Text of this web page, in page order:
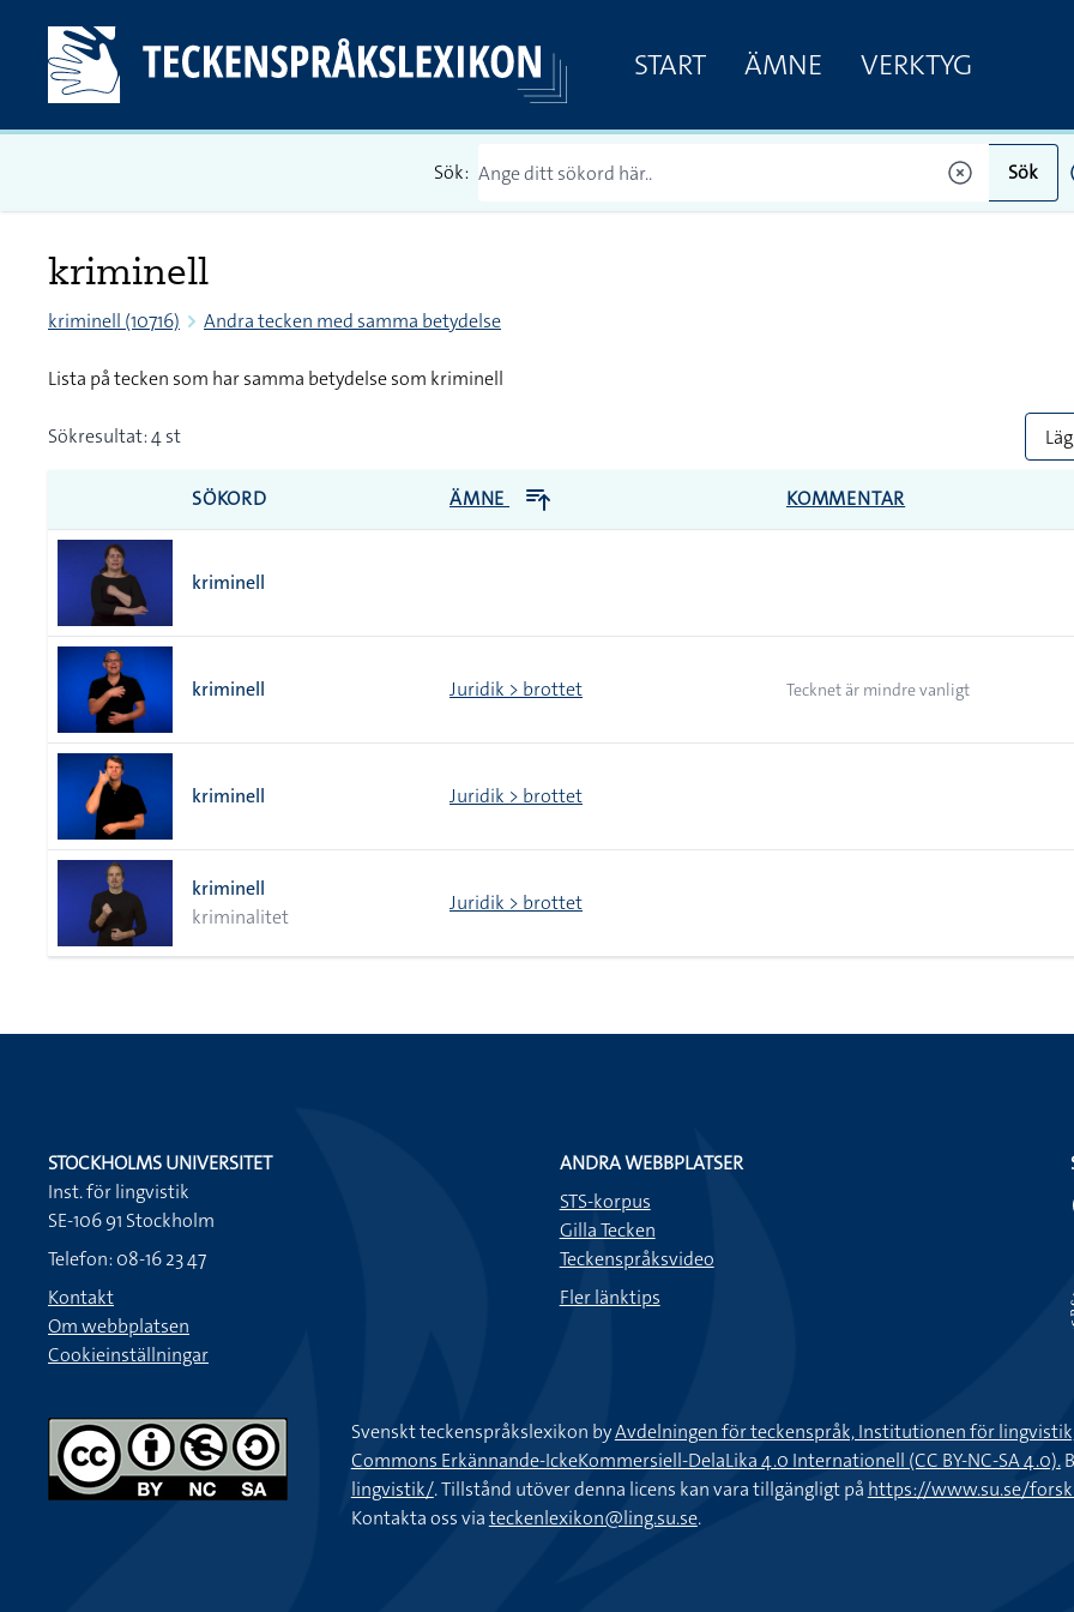
START ÄMNE VERKTYG
Sök: Sök
kriminell
kriminell (10716) Andra tecken med samma betydelse
Lista på tecken som har samma betydelse som kriminell
Sökresultat: 4 st
SÖKORD ÄMNE KOMMENTAR
kriminell
kriminell Juridik > brottet Tecknet är mindre vanligt
kriminell Juridik > brottet
kriminell
kriminalitet
Juridik > brottet
STOCKHOLMS UNIVERSITET
Inst. för lingvistik
SE-106 91 Stockholm
Telefon: 08-16 23 47
Kontakt
Om webbplatsen
Cookieinställningar
ANDRA WEBBPLATSER
STS-korpus
Gilla Tecken
Teckenspråksvideo
Fler länktips
Svenskt teckenspråkslexikon byAvdelningen för teckenspråk, Institutionen för
Commons Erkännande-IckeKommersiell-DelaLika 4.0 Internationell (CC BY-NC-SA 4.0).
lingvistik/. Tillstånd utöver denna licens kan vara tillgängligt på https://www.su.se/
Kontakta oss viateckenlexikon@ling.su.se.